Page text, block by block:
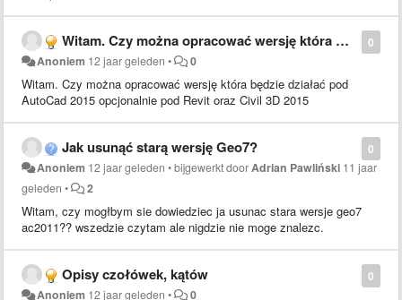
0
Witam. Czy można opracować wersję która będzie działać pod AutoCad 2015 ?
Anoniem 12 jaar geleden • 0
Witam. Czy można opracować wersję która będzie działać pod
AutoCad 2015 opcjonalnie pod Revit oraz Civil 3D 2015
0
Jak usunąć starą wersję Geo7?
Anoniem 12 jaar geleden •bijgewerkt doorAdrian Pawliński 11 jaar
geleden • 2
Witam, czy mogłbym sie dowiedziec ja usunac stara wersje geo7
ac2011?? wszedzie czytam ale nigdzie nie moge znalezc.
0
Opisy czołówek, kątów
Anoniem 12 jaar geleden • 0